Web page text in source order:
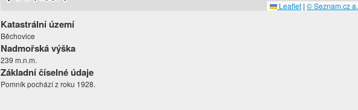
Leaflet | © Seznam.cz
Katastrální území
Běchovice
Nadmořská výška
239 m.n.m.
Základní číselné údaje
Pomník pochází z roku 1928.